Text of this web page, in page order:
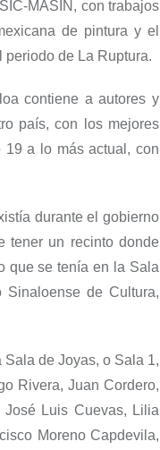
MASIN, con trabajos
de pintura y el
l periodo de La Ruptura.
contiene aautores y
país, con los mejores
a lo más actual, con
durante el gobierno
tener un recinto donde
quese tenía en la Sala
Sinaloense de Cultura,
de Joyas, o Sala 1,
Rivera, Juan Cordero,
José Luis Cuevas, Lilia
Moreno Capdevila,